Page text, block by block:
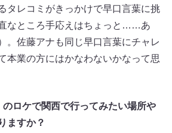
タレコミがきっかけで早口言葉に挑
なところ手応えはちょっと……あ
佐藤アナも同じ早口言葉にチャレ
本業の方にはかなわないかなって思
ロケで関西で行ってみたい場所や
ますか？